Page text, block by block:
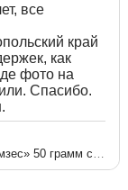
все
край
как
фото на
Спасибо.